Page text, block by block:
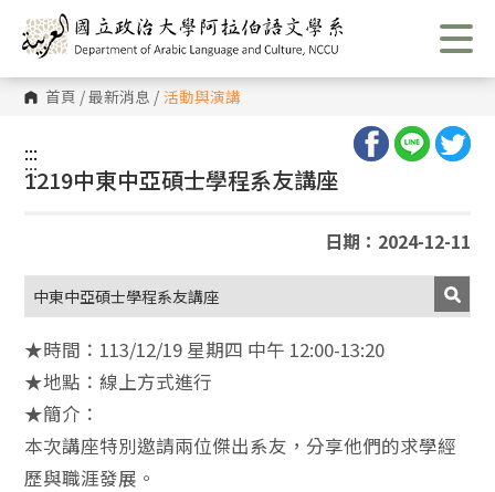
跳
到
主
內
容 首頁 /最新消息 / 活動與演講
:::
:::
1219中東中亞碩士學程系友講座
日期：2024-12-11
中東中亞碩士學程系友講座
★時間：113/12/19 星期四 中午 12:00-13:20
★地點：線上方式進行
★簡介：
本次講座特別邀請兩位傑出系友，分享他們的求學經
歷與職涯發展。